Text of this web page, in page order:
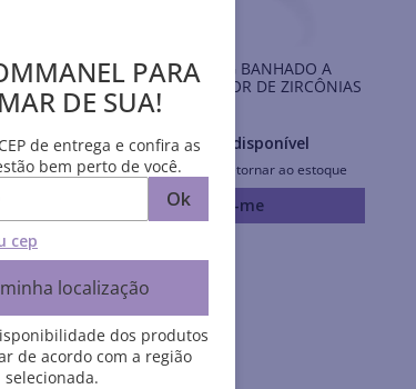
ANEL SKINNY RING BANHADO A
RHODIUM COM FLOR DE ZIRCÔNIAS
R$ 205,
Produto Indisponível
Avise-me quando retornar ao estoque
Avise-me
PARA
DE SUA!
de entrega e confira as
bem perto de você.
Ok
cep
localização
dos produtos
de acordo com a região
selecionada.